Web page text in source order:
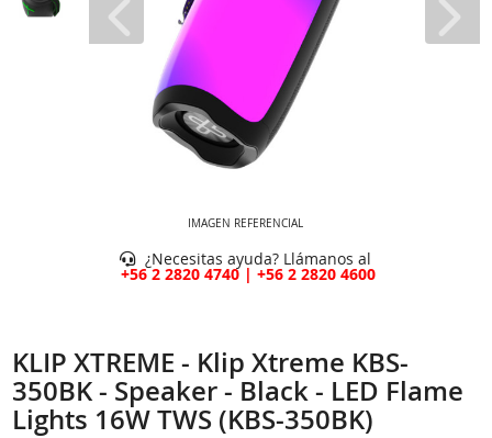
IMAGEN REFERENCIAL
¿Necesitas ayuda? Llámanos al
+56 2 2820 4740 | +56 2 2820 4600
KLIP XTREME - Klip Xtreme KBS-
350BK - Speaker - Black - LED Flame
Lights 16W TWS (KBS-350BK)